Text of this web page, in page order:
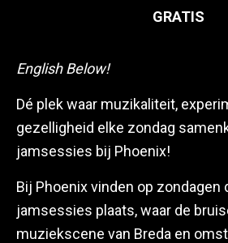
GRATIS
English Below!
Dé plek waar muzikaliteit,
gezelligheid elke zondag
jamsessies bij Phoenix!
Bij Phoenix vinden op zondagen
jamsessies plaats, waar de
muziekscene van Breda en